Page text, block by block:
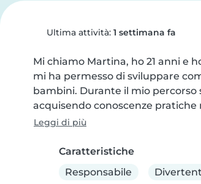
Ultima attività: 1 settimana fa
Mi chiamo Martina, ho 21 anni e
mi ha permesso di sviluppare
bambini. Durante il mio percorso
acquisendo conoscenze
Leggi di più
Caratteristiche
Responsabile